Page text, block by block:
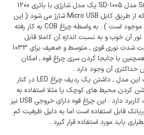
چراغ قوه Smiling Shark مدل SD-1005 یک مدل شارژی با باتری 1200
میلی آمپر ساعت است که از طریق کابل Micro USB شارژ می شود ( این
کابل در جعبه محصول موجود است ) . به واسطه چراغ COB به کار رفته
آن خوب و به نسبت اندازه آن کاملا قابل
قبول می باشد . سه حالت شدت نوری قوی , متوسط و ضعیف برای 1033
با جابجا کردن سری چراغ قوه , امکان
حداکثری آن وجود دارد .
یکی از ویژگی های خوب این مدل , داشتن یک ردیف چراغ LED در کنار
کردن محیط های کوچک یا مثلا استفاده به
عنوان چراغ چادر کوچک کاربرد دارد . این چراغ قوه دارای خروجی USB نیز
قابل استفاده است اما به دلیل ظرفیت کم
باید مورد استفاده قرار گیرد .